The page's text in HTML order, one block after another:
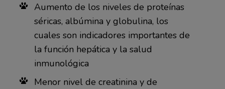
Aumento de los niveles de proteínas
séricas, albúmina y globulina, los
cuales son indicadores importantes de
la función hepática y la salud
inmunológica
Menor nivel de creatinina y de